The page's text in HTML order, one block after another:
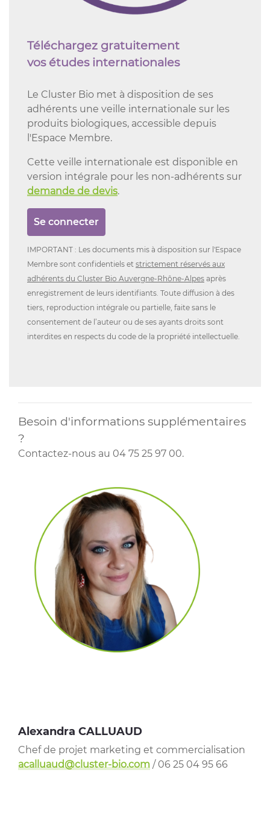
Téléchargez gratuitement
vos études internationales
Le Cluster Bio met à disposition de ses
adhérents une veille internationale sur les
produits biologiques, accessible depuis
l'Espace Membre.
Cette veille internationale est disponible en
version intégrale pour les non-adhérents sur
demande de devis.
Se connecter
IMPORTANT : Les documents mis à disposition sur l'Espace
Membre sont confidentiels et strictement réservés aux
adhérents du Cluster Bio Auvergne-Rhône-Alpes après
enregistrement de leurs identifiants. Toute diffusion à des
tiers, reproduction intégrale ou partielle, faite sans le
consentement de l’auteur ou de ses ayants droits sont
interdites en respects du code de la propriété intellectuelle.
Besoin d'informations supplémentaires
?
Contactez-nous au 04 75 25 97 00.
Alexandra CALLUAUD
Chef de projet marketing et commercialisation
acalluaud@cluster-bio.com / 06 25 04 95 66